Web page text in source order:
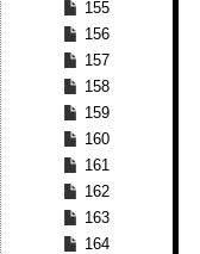
155
156
157
158
159
160
161
162
163
164